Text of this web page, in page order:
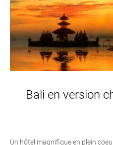
Bali en version
Un hôtel magnifique en plein